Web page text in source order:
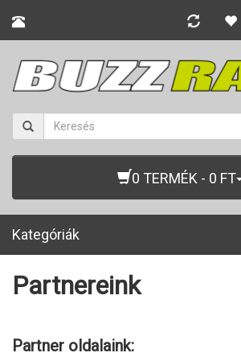
0 TERMÉK - 0 FT
Kategóriák
Partnereink
Partner oldalaink: